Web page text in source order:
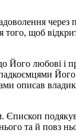
щоб
Його любові
Його
описав
та й повз